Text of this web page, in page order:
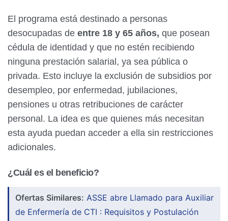
El programa está destinado a personas
desocupadas de entre 18 y 65 años, que posean
cédula de identidad y que no estén recibiendo
ninguna prestación salarial, ya sea pública o
privada. Esto incluye la exclusión de subsidios por
desempleo, por enfermedad, jubilaciones,
pensiones u otras retribuciones de carácter
personal. La idea es que quienes más necesitan
esta ayuda puedan acceder a ella sin restricciones
adicionales.
¿Cuál es el beneficio?
Ofertas Similares: ASSE abre Llamado para Auxiliar
de Enfermería de CTI : Requisitos y Postulación